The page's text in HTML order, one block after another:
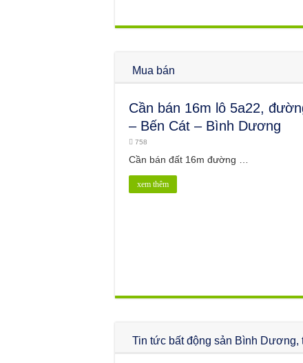
Mua bán
Cần bán 16m lô 5a22,
– Bến Cát – Bình Dương
758
Cần bán đất 16m đường …
xem thêm
Tin tức bất động sản Bình Dương,